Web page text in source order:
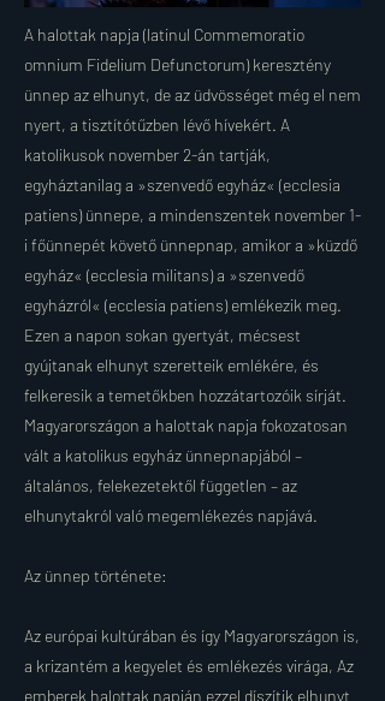
A halottak napja (latinul Commemoratio
omnium Fidelium Defunctorum) keresztény
ünnep az elhunyt, de az üdvösséget még el nem
nyert, a tisztítótűzben lévő hívekért. A
katolikusok november 2-án tartják,
egyháztanilag a »szenvedő egyház« (ecclesia
patiens) ünnepe, a mindenszentek november 1-
i főünnepét követő ünnepnap, amikor a »küzdő
egyház« (ecclesia militans) a »szenvedő
egyházról« (ecclesia patiens) emlékezik meg.
Ezen a napon sokan gyertyát, mécsest
gyújtanak elhunyt szeretteik emlékére, és
felkeresik a temetőkben hozzátartozóik sírját.
Magyarországon a halottak napja fokozatosan
vált a katolikus egyház ünnepnapjából –
általános, felekezetektől független – az
elhunytakról való megemlékezés napjává.
Az ünnep története:
Az európai kultúrában és így Magyarországon is,
a krizantém a kegyelet és emlékezés virága, Az
emberek halottak napján ezzel díszítik elhunyt